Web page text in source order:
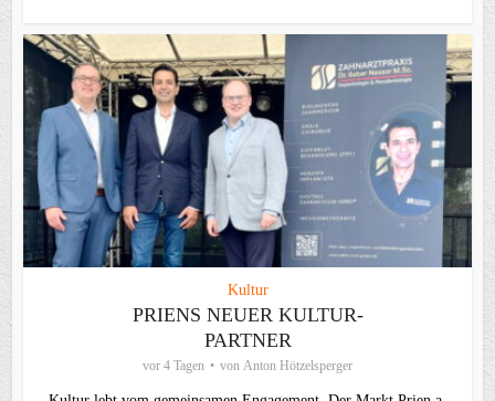
Kultur
PRIENS NEUER KULTUR-
PARTNER
vor 4 Tagen von Anton Hötzelsperger